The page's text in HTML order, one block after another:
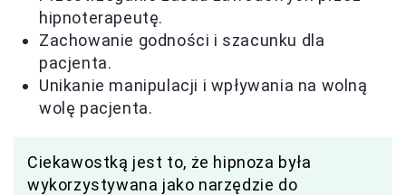
hipnoterapeutę.
Zachowanie godności i szacunku dla
pacjenta.
Unikanie manipulacji i wpływania na wolną
wolę pacjenta.
Ciekawostką jest to, że hipnoza była
wykorzystywana jako narzędzie do